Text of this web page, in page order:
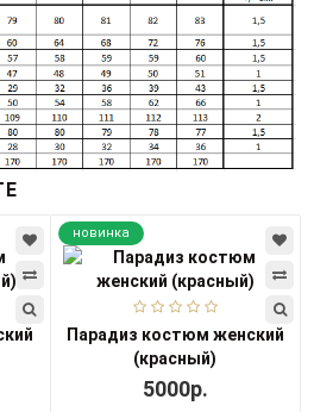
новинка
Парадиз костюм женский
(красный)
5000р.